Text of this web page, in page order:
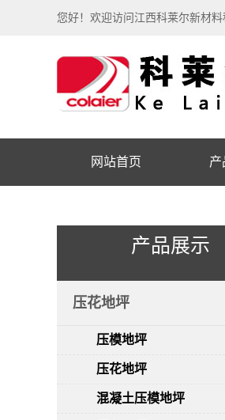
您好！欢迎访问江西科莱尔新材料
网站首页 产
产品展示
压花地坪
压模地坪
压花地坪
混凝土压模地坪